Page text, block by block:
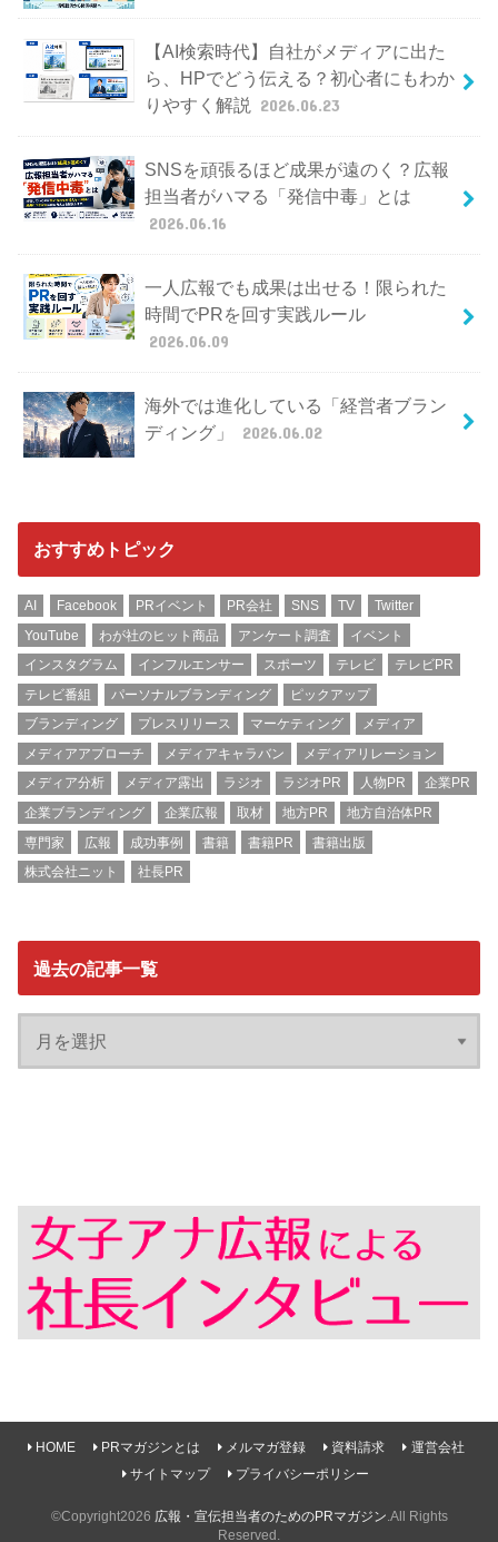
【AI検索時代】自社がメディアに出た
ら、HPでどう伝える？初心者にもわか
りやすく解説
2026.06.23
SNSを頑張るほど成果が遠のく？広報
担当者がハマる「発信中毒」とは
2026.06.16
一人広報でも成果は出せる！限られた
時間でPRを回す実践ルール
2026.06.09
海外では進化している「経営者ブラン
ディング」
2026.06.02
おすすめトピック
AI Facebook PRイベント PR会社 SNS TV
Twitter
YouTube
わが社のヒット商品 アンケート調査
イベント
インスタグラム
インフルエンサー スポーツ テレビ
テレビPR
テレビ番組
パーソナルブランディング
ピックアップ
ブランディング
プレスリリース マーケティング
メディア
メディアアプローチ
メディアキャラバン
メディアリレーション
メディア分析
メディア露出 ラジオ ラジオPR 人物PR
企業PR
企業ブランディング
企業広報 取材 地方PR
地方自治体PR
専門家
広報 成功事例 書籍 書籍PR
書籍出版
株式会社ニット
社長PR
過去の記事一覧
HOME PRマガジンとは メルマガ登録 資料請求
運営会社
サイトマップ
プライバシーポリシー
©Copyright2026 広報・宣伝担当者のためのPRマガジン .All Rights
Reserved.